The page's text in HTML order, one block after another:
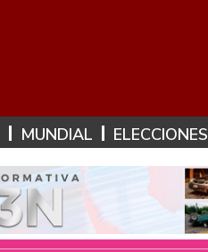
MUNDIAL ELECCIONES